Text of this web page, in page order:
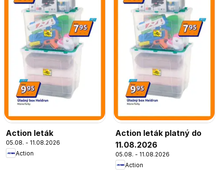
Action leták
05.08. - 11.08.2026
Action
Action leták platný do
11.08.2026
05.08. - 11.08.2026
Action